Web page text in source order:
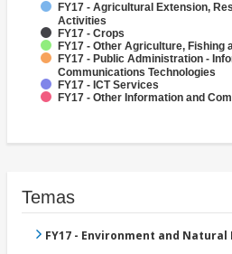
FY17 - Agricultural Extension,
Activities
FY17 - Crops
FY17 - Other Agriculture, Fishing
FY17 - Public Administration -
Communications Technologies
FY17 - ICT Services
FY17 - Other Information and
Temas
FY17 - Environment and